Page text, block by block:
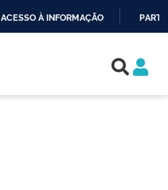
ACESSO À INFORMAÇÃO